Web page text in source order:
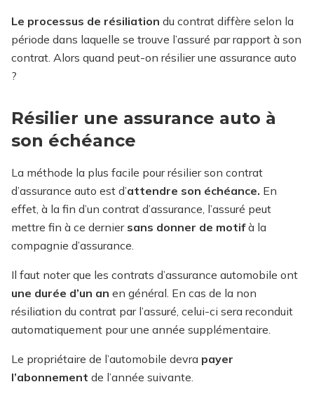
Le processus de résiliation du contrat diffère selon la
période dans laquelle se trouve l’assuré par rapport à son
contrat. Alors quand peut-on résilier une assurance auto
?
Résilier une assurance auto à
son échéance
La méthode la plus facile pour résilier son contrat
d’assurance auto est d’attendre son échéance. En
effet, à la fin d’un contrat d’assurance, l’assuré peut
mettre fin à ce dernier sans donner de motifà la
compagnie d’assurance.
Il faut noter que les contrats d’assurance automobile ont
une durée d’un an en général. En cas de la non
résiliation du contrat par l’assuré, celui-ci sera reconduit
automatiquement pour une année supplémentaire.
Le propriétaire de l’automobile devra payer
l’abonnement de l’année suivante.